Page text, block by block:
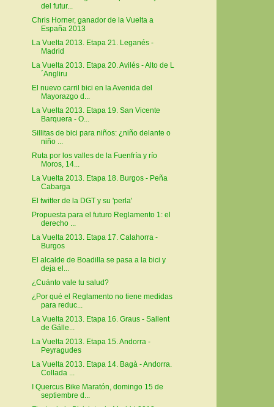
del futur...
Chris Horner, ganador de la Vuelta a
España 2013
La Vuelta 2013. Etapa 21. Leganés -
Madrid
La Vuelta 2013. Etapa 20. Avilés - Alto de L
´Angliru
El nuevo carril bici en la Avenida del
Mayorazgo d...
La Vuelta 2013. Etapa 19. San Vicente
Barquera - O...
Sillitas de bici para niños: ¿niño delante o
niño ...
Ruta por los valles de la Fuenfría y río
Moros, 14...
La Vuelta 2013. Etapa 18. Burgos - Peña
Cabarga
El twitter de la DGT y su 'perla'
Propuesta para el futuro Reglamento 1: el
derecho ...
La Vuelta 2013. Etapa 17. Calahorra -
Burgos
El alcalde de Boadilla se pasa a la bici y
deja el...
¿Cuánto vale tu salud?
¿Por qué el Reglamento no tiene medidas
para reduc...
La Vuelta 2013. Etapa 16. Graus - Sallent
de Gálle...
La Vuelta 2013. Etapa 15. Andorra -
Peyragudes
La Vuelta 2013. Etapa 14. Bagà - Andorra.
Collada ...
I Quercus Bike Maratón, domingo 15 de
septiembre d...